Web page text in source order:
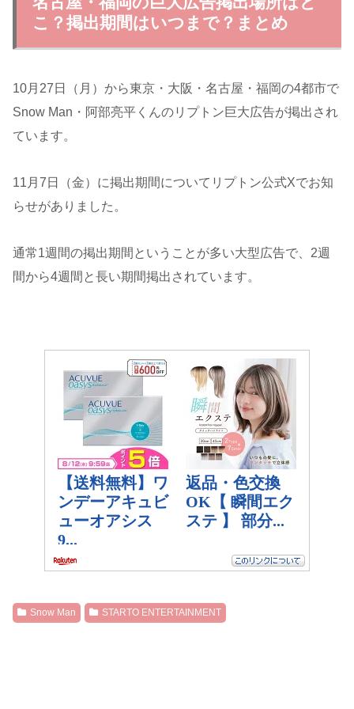
こ？掲出期間はいつまで？まとめ
10月27日（月）から東京・大阪・名古屋・福岡の4都市で
Snow Man・阿部亮平くんのリプトン巨大広告が掲出され
ています。
11月7日（金）に掲出期間についてリプトン公式Xでお知
らせがありました。
通常1週間の掲出期間ということが多い大型広告で、2週
間から4週間と長い期間掲出されています。
Snow Man STARTO ENTERTAINMENT